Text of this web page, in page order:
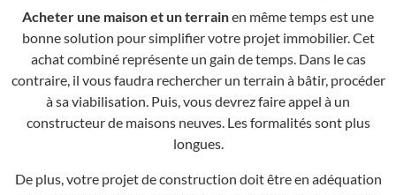
Acheter une maison et un terrainen même temps est une
bonne solution pour simplifier votre projet immobilier. Cet
achat combiné représente un gain de temps. Dans le cas
contraire, il vous faudra rechercher un terrain à bâtir, procéder
à sa viabilisation. Puis, vous devrez faire appel à un
constructeur de maisons neuves. Les formalités sont plus
longues.
De plus, votre projet de construction doit être en adéquation